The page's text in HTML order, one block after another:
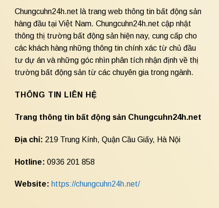
Chungcuhn24h.net là trang web thông tin bất động sản
hàng đầu tại Việt Nam. Chungcuhn24h.net cập nhật
thông thị trường bất động sản hiện nay, cung cấp cho
các khách hàng những thông tin chính xác từ chủ đầu
tư dự án và những góc nhìn phân tích nhận định về thị
trường bất động sản từ các chuyên gia trong ngành.
THÔNG TIN LIÊN HỆ
Trang thông tin bất động sản Chungcuhn24h.net
Địa chỉ: 219 Trung Kính, Quận Cầu Giấy, Hà Nội
Hotline: 0936 201 858
Website: https://chungcuhn24h.net/